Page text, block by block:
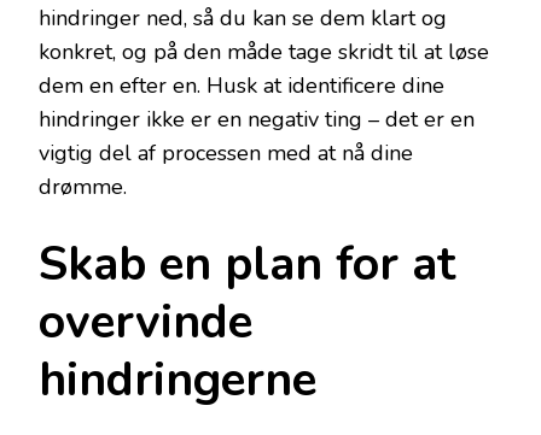
hindringer ned, så du kan se dem klart og
konkret, og på den måde tage skridt til at løse
dem en efter en. Husk at identificere dine
hindringer ikke er en negativ ting – det er en
vigtig del af processen med at nå dine
drømme.
Skab en plan for at
overvinde
hindringerne